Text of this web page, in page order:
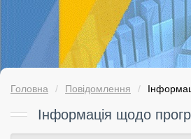
Головна Повідомлення
Інформація щодо